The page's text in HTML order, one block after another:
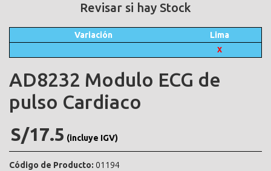
Revisar si hay Stock
Variación Lima
X
AD8232 Modulo ECG de
pulso Cardiaco
S/17.5 (incluye IGV)
Código de Producto: 01194